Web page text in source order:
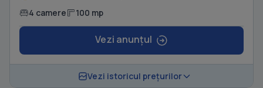
4 camere 100 mp
Vezi anunțul
Vezi istoricul prețurilor